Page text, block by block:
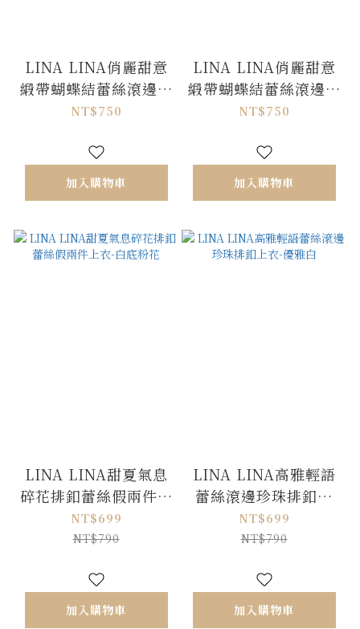
LINA LINA俏麗甜意
緞帶蝴蝶結蕾絲滾邊短
裙-雲朵白
NT$750
加入購物車
LINA LINA俏麗甜意
緞帶蝴蝶結蕾絲滾邊短
裙-天空藍
NT$750
加入購物車
LINA LINA甜夏氣息
碎花排釦蕾絲假兩件上
衣-白底粉花
NT$699
NT$790
加入購物車
LINA LINA高雅輕語
蕾絲滾邊珍珠排釦上
衣-優雅白
NT$699
NT$790
加入購物車